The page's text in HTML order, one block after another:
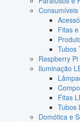
Fitas
Tubos
Raspberry Pi
Iluminação
Fitas
Tubos
Domótica e